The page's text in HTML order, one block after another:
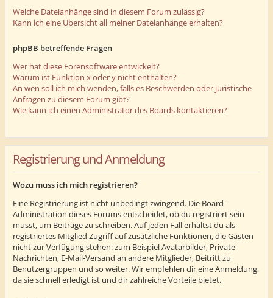
Welche Dateianhänge sind in diesem Forum zulässig?
Kann ich eine Übersicht all meiner Dateianhänge erhalten?
phpBB betreffende Fragen
Wer hat diese Forensoftware entwickelt?
Warum ist Funktion x oder y nicht enthalten?
An wen soll ich mich wenden, falls es Beschwerden oder juristische
Anfragen zu diesem Forum gibt?
Wie kann ich einen Administrator des Boards kontaktieren?
Registrierung und Anmeldung
Wozu muss ich mich registrieren?
Eine Registrierung ist nicht unbedingt zwingend. Die Board-
Administration dieses Forums entscheidet, ob du registriert sein
musst, um Beiträge zu schreiben. Auf jeden Fall erhältst du als
registriertes Mitglied Zugriff auf zusätzliche Funktionen, die Gästen
nicht zur Verfügung stehen: zum Beispiel Avatarbilder, Private
Nachrichten, E-Mail-Versand an andere Mitglieder, Beitritt zu
Benutzergruppen und so weiter. Wir empfehlen dir eine Anmeldung,
da sie schnell erledigt ist und dir zahlreiche Vorteile bietet.